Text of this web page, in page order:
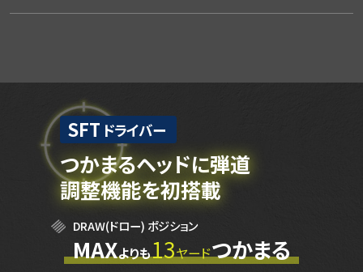
SFT ドライバー
つかまるヘッドに弾道
調整機能を初搭載
DRAW(ドロー) ポジション
MAXよりも13ヤードつかまる